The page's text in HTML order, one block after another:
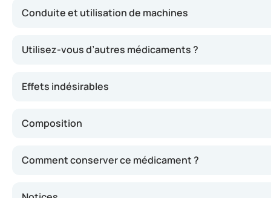
Conduite et utilisation de machines
Utilisez-vous d’autres médicaments ?
Effets indésirables
Composition
Comment conserver ce médicament ?